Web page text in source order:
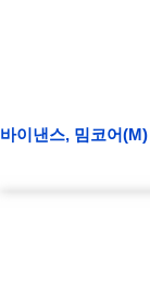
바이낸스, 밈코어